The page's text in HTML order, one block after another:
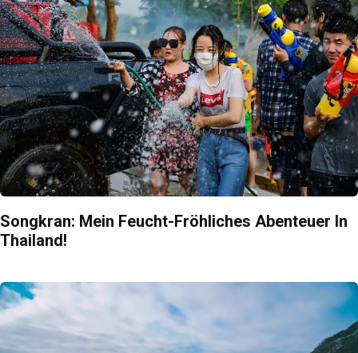
Songkran: Mein Feucht-Fröhliches Abenteuer In
Thailand!